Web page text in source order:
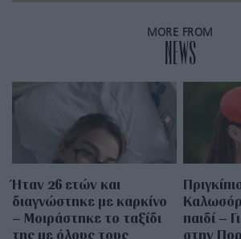
MORE FROM
NEWS
Ήταν 26 ετών και
διαγνώστηκε με καρκίνο
– Μοιράστηκε το ταξίδι
της με όλους τους
παιδί –
στην